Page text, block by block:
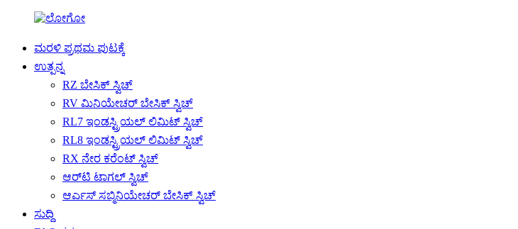
ಮರಳಿ ಪ್ರಥಮ ಪುಟಕ್ಕೆ
ಉತ್ಪನ್ನ
RZ ಬೇಸಿಕ್ ಸ್ವಿಚ್
RV ಮಿನಿಯೇಚರ್ ಬೇಸಿಕ್ ಸ್ವಿಚ್
RL7 ಇಂಡಸ್ಟ್ರಿಯಲ್ ಲಿಮಿಟ್ ಸ್ವಿಚ್
RL8 ಇಂಡಸ್ಟ್ರಿಯಲ್ ಲಿಮಿಟ್ ಸ್ವಿಚ್
RX ನೇರ ಕರೆಂಟ್ ಸ್ವಿಚ್
ಆರ್‌ಟಿ ಟಾಗಲ್ ಸ್ವಿಚ್
ಆರ್ಎಸ್ ಸಬ್ಮಿನಿಯೇಚರ್ ಬೇಸಿಕ್ ಸ್ವಿಚ್
ಸುದ್ದಿ